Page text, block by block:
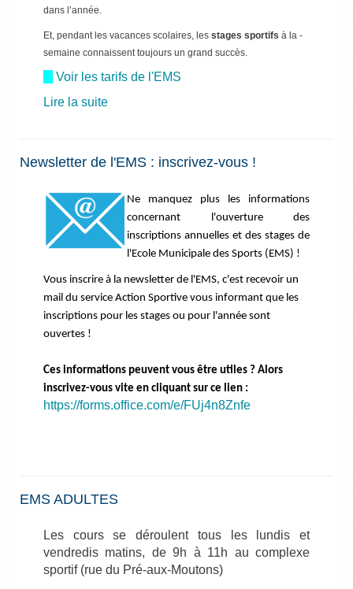
dans l’année.
Et, pendant les ­vacances scolaires, les stages sportifs à la ­
semaine connaissent toujours un grand succès.
Voir les tarifs de l'EMS
Lire la suite
Newsletter de l'EMS : inscrivez-vous !
Ne manquez plus les informations
concernant l'ouverture des
inscriptions annuelles et des stages de
l'Ecole Municipale des Sports (EMS) !
Vous inscrire à la newsletter de l'EMS, c'est recevoir un
mail du service Action Sportive vous informant que les
inscriptions pour les stages ou pour l'année sont
ouvertes !
Ces informations peuvent vous être utiles ? Alors
inscrivez-vous vite en cliquant sur ce lien :
https://forms.office.com/e/FUj4n8Znfe
EMS ADULTES
Les cours se déroulent tous les lundis et
vendredis matins, de 9h à 11h au complexe
sportif (rue du Pré-aux-Moutons)